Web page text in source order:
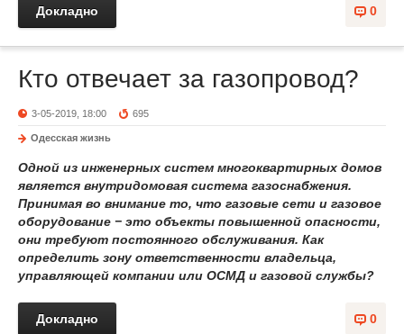
0
Докладно
Кто отвечает за газопровод?
3-05-2019, 18:00 695
Одесская жизнь
Одной из инженерных систем многоквартирных домов
является внутридомовая система газоснабжения.
Принимая во внимание то, что газовые сети и газовое
оборудование − это объекты повышенной опасности,
они требуют постоянного обслуживания. Как
определить зону ответственности владельца,
управляющей компании или ОСМД и газовой службы?
0
Докладно